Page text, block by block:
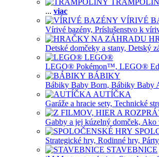
... viac
VÍRIVÉ
Vírivé bazény, Príslušenstvo k
Detské domčeky a stany, Detský
LEGO®
LEGO® Pokémon™, LEGO®
BÁBIKY
Bábiky Baby Born, Bábiky Baby
AUTÍČKA
Garáže a hracie sety, Technické
Gabby a jej kúzelný domček, Ako
Strategické hry, Rodinné hry,
STAVEBNICE